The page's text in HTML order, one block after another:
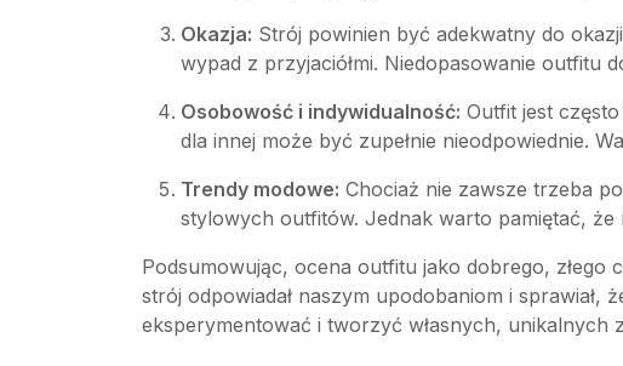
Okazja: Strój powinien być adekwatny do
wypad z przyjaciółmi. Niedopasowanie outfitu
Osobowość i indywidualność: Outfit jest
dla innej może być zupełnie nieodpowiednie.
Trendy modowe: Chociaż nie zawsze trzeba
stylowych outfitów. Jednak warto pamiętać, że
Podsumowując, ocena outfitu jako dobrego,
strój odpowiadał naszym upodobaniom i
eksperymentować i tworzyć własnych, unikalnych